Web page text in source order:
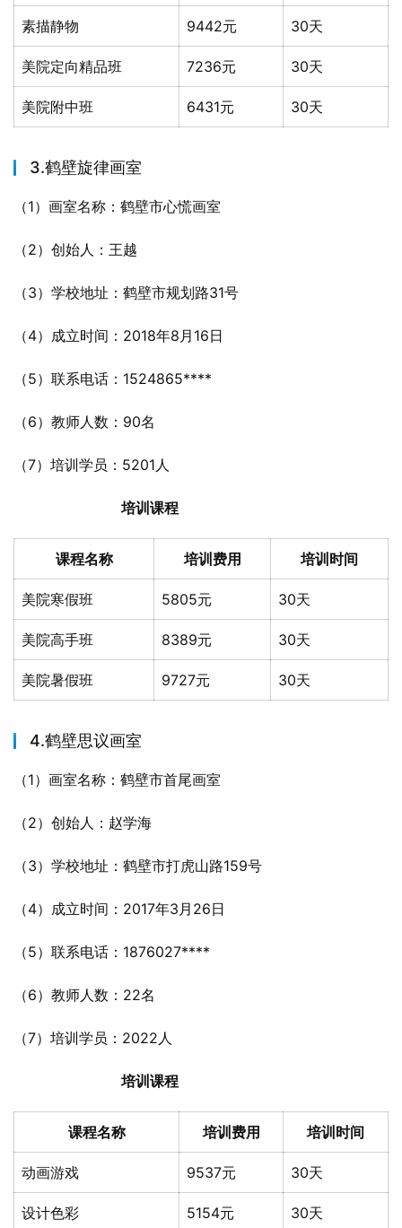
素描静物 9442元 30天
美院定向精品班 7236元 30天
美院附中班 6431元 30天
3.鹤壁旋律画室
（1）画室名称：鹤壁市心慌画室
（2）创始人：王越
（3）学校地址：鹤壁市规划路31号
（4）成立时间：2018年8月16日
（5）联系电话：1524865****
（6）教师人数：90名
（7）培训学员：5201人
培训课程
课程名称 培训费用 培训时间
美院寒假班 5805元 30天
美院高手班 8389元 30天
美院暑假班 9727元 30天
4.鹤壁思议画室
（1）画室名称：鹤壁市首尾画室
（2）创始人：赵学海
（3）学校地址：鹤壁市打虎山路159号
（4）成立时间：2017年3月26日
（5）联系电话：1876027****
（6）教师人数：22名
（7）培训学员：2022人
培训课程
课程名称 培训费用 培训时间
动画游戏 9537元 30天
设计色彩 5154元 30天